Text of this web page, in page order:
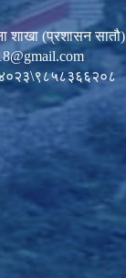
शाखा (प्रशासन सातौ)